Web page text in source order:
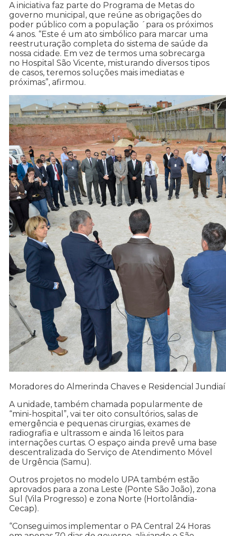
A iniciativa faz parte do Programa de Metas do
governo municipal, que reúne as obrigações do
poder público com a população ´para os próximos
4 anos. “Este é um ato simbólico para marcar uma
reestruturação completa do sistema de saúde da
nossa cidade. Em vez de termos uma sobrecarga
no Hospital São Vicente, misturando diversos tipos
de casos, teremos soluções mais imediatas e
próximas”, afirmou.
Moradores do Almerinda Chaves e Residencial
A unidade, também chamada popularmente de
“mini-hospital”, vai ter oito consultórios, salas de
emergência e pequenas cirurgias, exames de
radiografia e ultrassom e ainda 16 leitos para
internações curtas. O espaço ainda prevê uma base
descentralizada do Serviço de Atendimento Móvel
de Urgência (Samu).
Outros projetos no modelo UPA também estão
aprovados para a zona Leste (Ponte São João), zona
Sul (Vila Progresso) e zona Norte (Hortolândia-
Cecap).
“Conseguimos implementar o PA Central 24 Horas